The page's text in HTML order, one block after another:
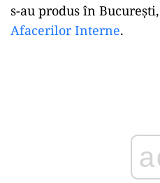
s-au produs în
Afacerilor Interne.